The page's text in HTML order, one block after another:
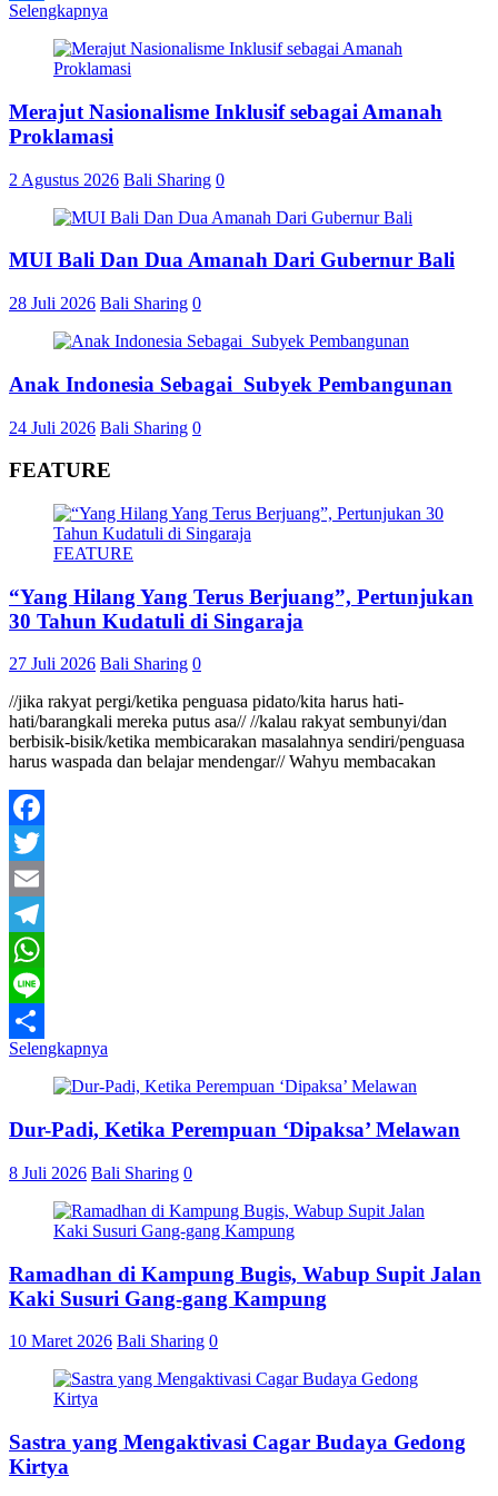
Share
Selengkapnya
Merajut Nasionalisme Inklusif sebagai Amanah
Proklamasi
2 Agustus 2026 Bali Sharing 0
MUI Bali Dan Dua Amanah Dari Gubernur Bali
28 Juli 2026 Bali Sharing 0
Anak Indonesia Sebagai Subyek Pembangunan
24 Juli 2026 Bali Sharing 0
FEATURE
FEATURE
“Yang Hilang Yang Terus Berjuang”, Pertunjukan
30 Tahun Kudatuli di Singaraja
27 Juli 2026 Bali Sharing 0
//jika rakyat pergi/ketika penguasa pidato/kita harus hati-
hati/barangkali mereka putus asa// //kalau rakyat sembunyi/dan
berbisik-bisik/ketika membicarakan masalahnya sendiri/penguasa
harus waspada dan belajar mendengar// Wahyu membacakan
Facebook
Twitter
Email
Telegram
WhatsApp
Line
Share
Selengkapnya
Dur-Padi, Ketika Perempuan ‘Dipaksa’ Melawan
8 Juli 2026 Bali Sharing 0
Ramadhan di Kampung Bugis, Wabup Supit Jalan
Kaki Susuri Gang-gang Kampung
10 Maret 2026 Bali Sharing 0
Sastra yang Mengaktivasi Cagar Budaya Gedong
Kirtya